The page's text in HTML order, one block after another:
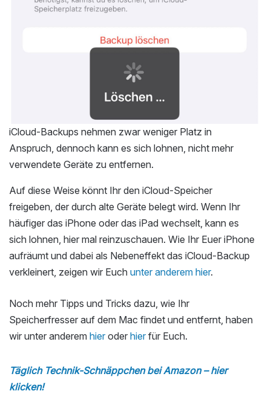
iCloud-Backups nehmen zwar weniger Platz in
Anspruch, dennoch kann es sich lohnen, nicht mehr
verwendete Geräte zu entfernen.
Auf diese Weise könnt Ihr den iCloud-Speicher
freigeben, der durch alte Geräte belegt wird. Wenn Ihr
häufiger das iPhone oder das iPad wechselt, kann es
sich lohnen, hier mal reinzuschauen. Wie Ihr Euer iPhone
aufräumt und dabei als Nebeneffekt das iCloud-Backup
verkleinert, zeigen wir Euch unter anderem hier.
Noch mehr Tipps und Tricks dazu, wie Ihr
Speicherfresser auf dem Mac findet und entfernt, haben
wir unter anderem hier oder hier für Euch.
Täglich Technik-Schnäppchen bei Amazon – hier
klicken!